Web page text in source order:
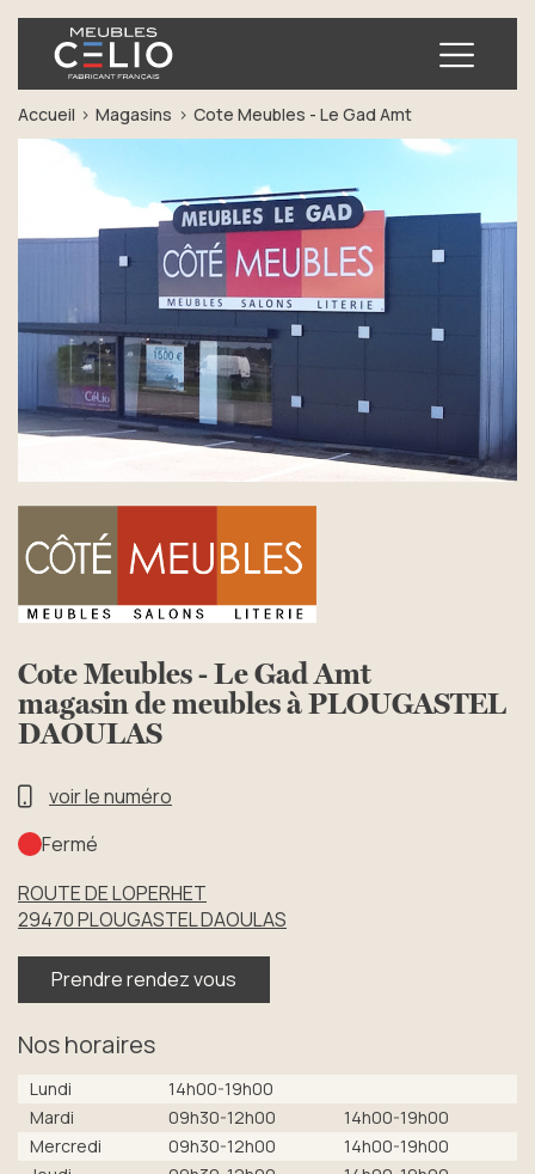
Accueil Magasins Cote Meubles - Le Gad Amt
Cote Meubles - Le Gad Amt
magasin de meubles à PLOUGASTEL
DAOULAS
voir le numéro
Fermé
ROUTE DE LOPERHET
29470PLOUGASTEL DAOULAS
Prendre rendez vous
Nos horaires
Lundi
14h00-19h00
Mardi
09h30-12h00
14h00-19h00
Mercredi
09h30-12h00
14h00-19h00